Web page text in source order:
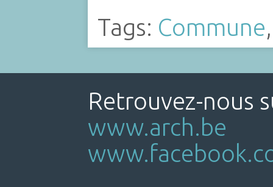
Tags: Commune
Retrouvez-nous
www.arch.be